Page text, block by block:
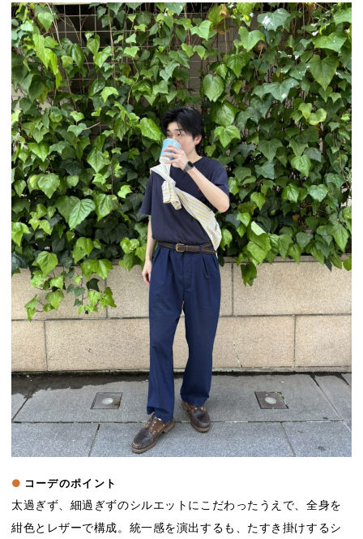
コーデのポイント
太過ぎず、細過ぎずのシルエットにこだわったうえで、全身を
紺色とレザーで構成。統一感を演出するも、たすき掛けするシ